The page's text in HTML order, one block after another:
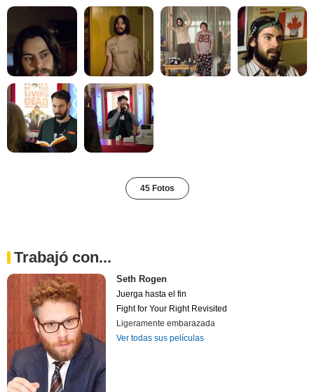
45 Fotos
Trabajó con...
Seth Rogen
Juerga hasta el fin
Fight for Your Right Revisited
Ligeramente embarazada
Ver todas sus películas